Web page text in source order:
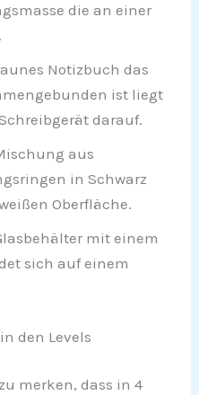
die an einer
Notizbuch das
ist liegt
darauf.
aus
in Schwarz
Oberfläche.
mit einem
sich auf einem
den Levels
merken, dass in 4